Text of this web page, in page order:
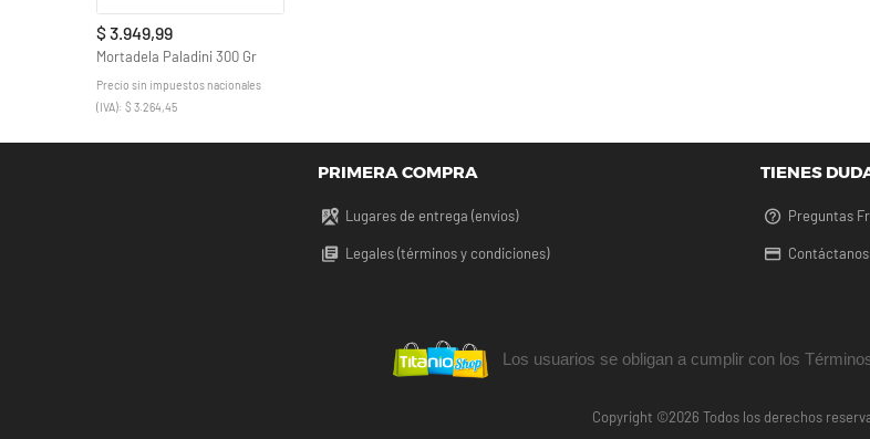
$ 3.949,99
Mortadela Paladini 300 Gr
Precio sin impuestos nacionales
(IVA): $ 3.264,45
PRIMERA COMPRA
Lugares de entrega (envíos)
Legales (términos y condiciones)
TIENES
Preguntas
Contáctanos
Los usuarios se obligan a cumplir con los
Copyright ©2026 Todos los derechos